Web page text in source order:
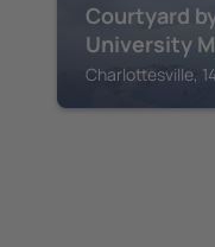
Courtyard
University
Charlottesville,